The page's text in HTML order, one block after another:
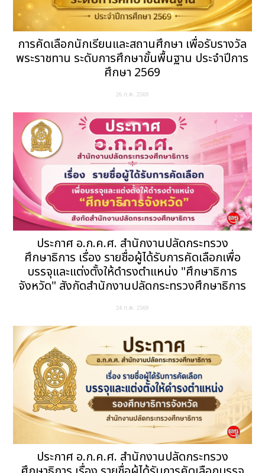
การคัดเลือกนักเรียนและสถานศึกษา เพื่อรับรางวัล
พระราชทาน ระดับการศึกษาขั้นพื้นฐาน ประจำปีการ
ศึกษา 2569
26 ก.ค. 2569
ประกาศ อ.ก.ค.ศ. สำนักงานปลัดกระทรวง
ศึกษาธิการ เรื่อง รายชื่อผู้ได้รับการคัดเลือกเพื่อ
บรรจุและแต่งตั้งให้ดำรงตำแหน่ง "ศึกษาธิการ
จังหวัด" สังกัดสำนักงานปลัดกระทรวงศึกษาธิการ
24 ก.ค. 2569
ประกาศ อ.ก.ค.ศ. สำนักงานปลัดกระทรวง